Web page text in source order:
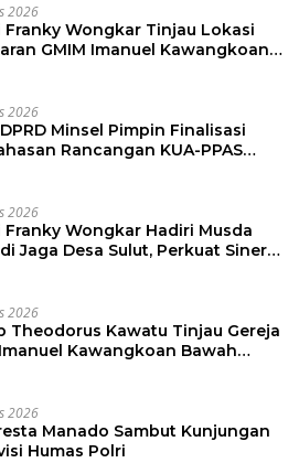
2026
Franky Wongkar Tinjau Lokasi
GMIM Imanuel Kawangkoan
2026
Minsel Pimpin Finalisasi
Rancangan KUA-PPAS
2026
Franky Wongkar Hadiri Musda
Jaga Desa Sulut, Perkuat Sinergi
2026
Theodorus Kawatu Tinjau Gereja
Kawangkoan Bawah
2026
Manado Sambut Kunjungan
Humas Polri